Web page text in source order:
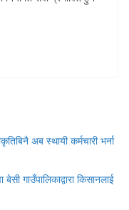
अब स्थायी कर्मचारी भर्ना
गाउँपालिकाद्वारा किसानलाई